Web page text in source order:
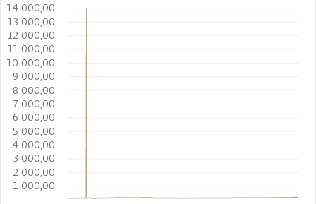
1 000,00
2 000,00
3 000,00
4 000,00
5 000,00
6 000,00
7 000,00
8 000,00
9 000,00
10 000,00
11 000,00
12 000,00
13 000,00
14 000,00